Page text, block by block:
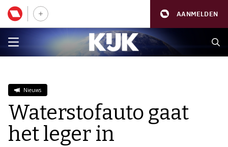
AANMELDEN
Nieuws
Waterstofauto gaat
het leger in